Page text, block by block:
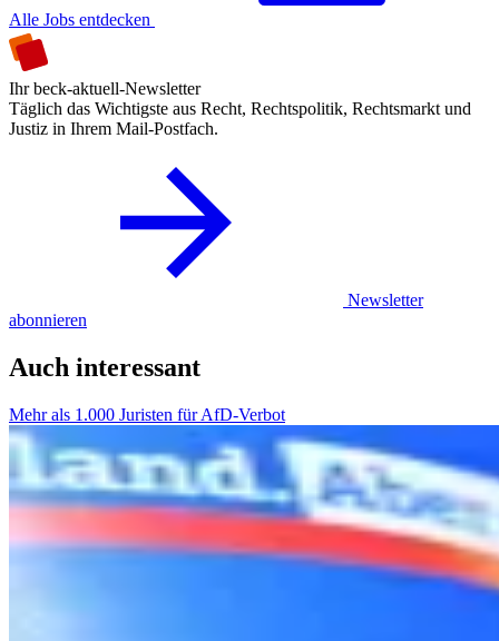
Alle Jobs entdecken
Ihr beck-aktuell-Newsletter
Täglich das Wichtigste aus Recht, Rechtspolitik, Rechtsmarkt und
Justiz in Ihrem Mail-Postfach.
Newsletter
abonnieren
Auch interessant
Mehr als 1.000 Juristen für AfD-Verbot